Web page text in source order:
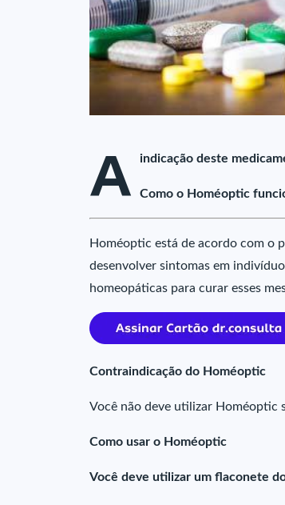
A indicação deste
Como o Homéoptic
Homéoptic está de acordo com o
desenvolver sintomas em
homeopáticas para curar esses
Contraindicação do Homéoptic
Você não deve utilizar Homéoptic
Como usar o Homéoptic
Você deve utilizar um flaconete